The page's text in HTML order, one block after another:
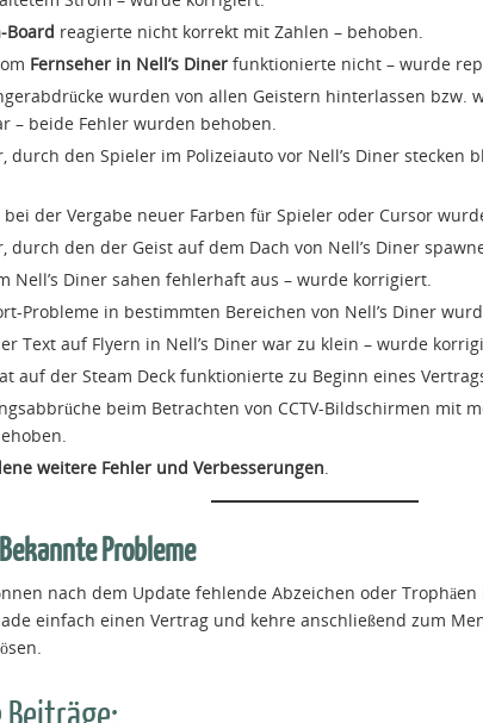
Board reagierte nicht korrekt mit Zahlen – behoben.
Fernseher in Nell’s Diner funktionierte nicht – wurde
wurden von allen Geistern hinterlassen bzw.
– beide Fehler wurden behoben.
durch den Spieler im Polizeiauto vor Nell’s Diner stecken
bei der Vergabe neuer Farben für Spieler oder Cursor
durch den der Geist auf dem Dach von Nell’s Diner
Nell’s Diner sahen fehlerhaft aus – wurde korrigiert.
Probleme in bestimmten Bereichen von Nell’s Diner
Text auf Flyern in Nell’s Diner war zu klein – wurde
auf der Steam Deck funktionierte zu Beginn eines
beim Betrachten von CCTV-Bildschirmen mit
weitere Fehler und Verbesserungen.
Probleme
nach dem Update fehlende Abzeichen oder
einfach einen Vertrag und kehre anschließend zum